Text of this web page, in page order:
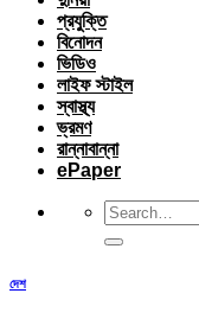
প্রযুক্তি
বিনোদন
ভিডিও
লাইফ স্টাইল
স্বাস্থ্য
ভ্রমণ
রান্নাবান্না
ePaper
দেশ